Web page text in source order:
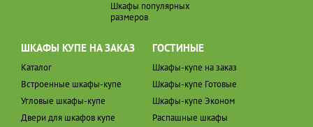
Шкафы популярных
размеров
ШКАФЫ КУПЕ НА ЗАКАЗ
Каталог
Встроенные шкафы-купе
Угловые шкафы-купе
Двери для шкафов купе
ГОСТИНЫЕ
Шкафы-купе на заказ
Шкафы-купе Готовые
Шкафы-купе Эконом
Распашные шкафы